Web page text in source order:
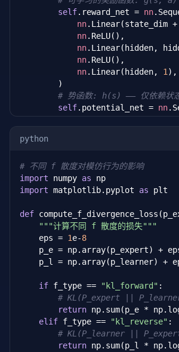
self.reward_net = nn
nn.Linear(state_dim
nn.ReLU(),
nn.Linear(hidden,
nn.ReLU(),
nn.Linear(hidden, 1 ),
        )
# 势函数: h(s) —— 仅依赖状
self.potential_net = nn
nn.Linear(state_dim,
.Linear(hidden,
nn.Linear(hidden,
        )
"""计算归一化的判别器输出"""
        g =
self .reward_net(torch
        h =
self
        h_next =
self
# 奖励整形: r = g(s,a) +
reward_shaped = g + gamma
return torch
def extract_reward( self,
"""提取可泛化的奖励函数"""
return self.reward_net(
python
# 不同 f 散度对模仿行为的影响
import numpy as
import matplotlib.pyplot as plt
def
"""计算不同 f 散度的损失"""
    eps =
1e-8
p_e = np.array(p_expert) +
p_l = np.array(p_learner) +
if f_type == "kl_forward" :
# KL(P_expert ||
return np.sum(p_e *
elif f_type == "kl_reverse" :
# KL(P_learner ||
return np.sum(p_l *